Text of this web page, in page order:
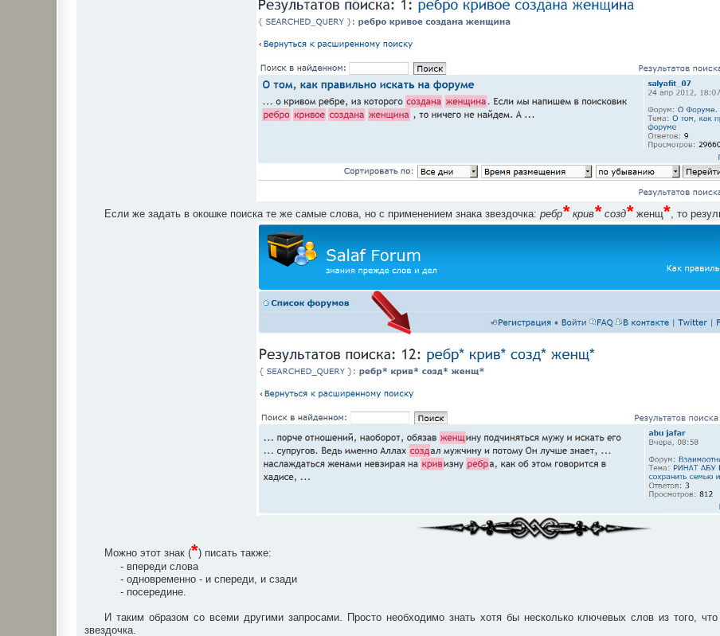
Если же задать в окошке поиска те же самые слова, но с применением знака звездочка: ребр* крив* созд* женщ* , то
Можно этот знак (*) писать также:
- впереди слова
- одновременно - и спереди, и сзади
- посередине.
И таким образом со всеми другими запросами. Просто необходимо знать хотя бы несколько ключевых слов из того,
звездочка.